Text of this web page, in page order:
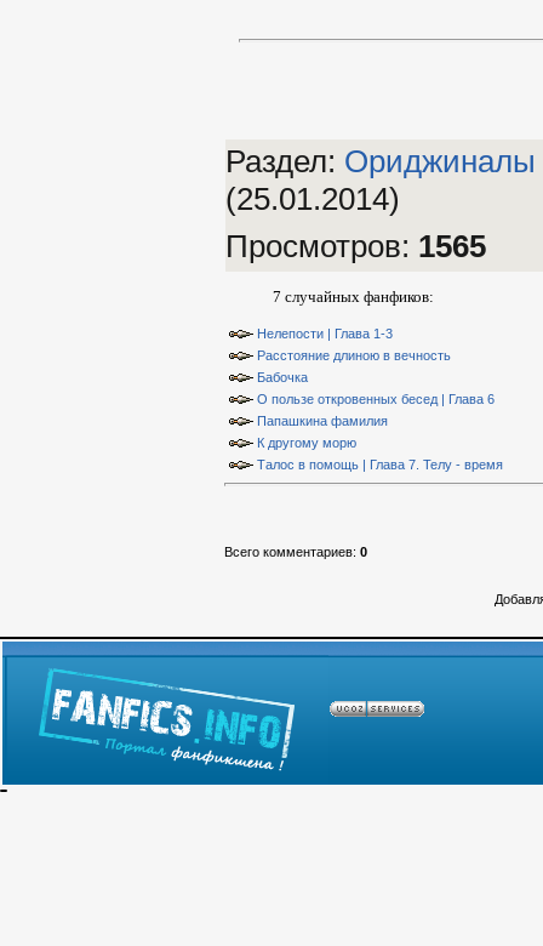
Раздел: Ориджиналы
(25.01.2014)
Просмотров: 1565
7 случайных фанфиков:
Нелепости | Глава 1-3
Расстояние длиною в вечность
Бабочка
О пользе откровенных бесед | Глава 6
Папашкина фамилия
К другому морю
Талос в помощь | Глава 7. Телу - время
Всего комментариев: 0